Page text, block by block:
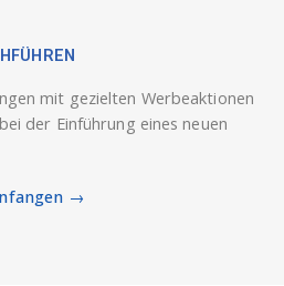
mit gezielten Werbeaktionen
der Einführung eines neuen
→